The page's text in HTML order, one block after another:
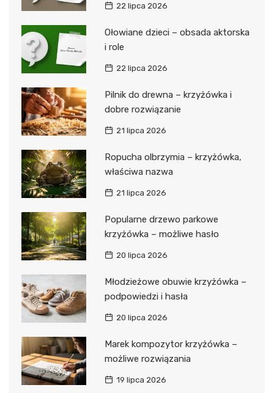
22 lipca 2026
Ołowiane dzieci – obsada aktorska
i role
22 lipca 2026
Pilnik do drewna – krzyżówka i
dobre rozwiązanie
21 lipca 2026
Ropucha olbrzymia – krzyżówka,
właściwa nazwa
21 lipca 2026
Popularne drzewo parkowe
krzyżówka – możliwe hasło
20 lipca 2026
Młodzieżowe obuwie krzyżówka –
podpowiedzi i hasła
20 lipca 2026
Marek kompozytor krzyżówka –
możliwe rozwiązania
19 lipca 2026